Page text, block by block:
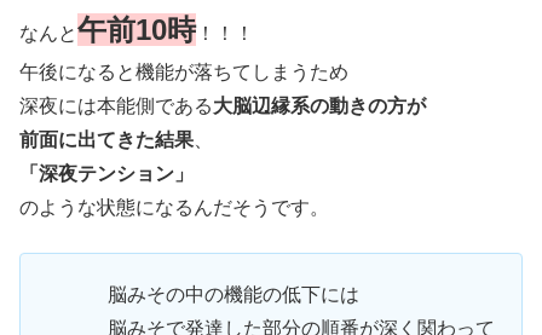
なんと午前10時！！！
午後になると機能が落ちてしまうため
深夜には本能側である大脳辺縁系の動きの方が
前面に出てきた結果
「深夜テンション」
のような状態になるんだそうです。
脳みその中の機能の低下には
脳みそで発達した部分の順番が深く関わって